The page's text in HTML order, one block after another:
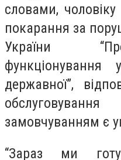
словами,
покарання за
України
функціонування
державної”,
замовчуванням є
“Зараз ми